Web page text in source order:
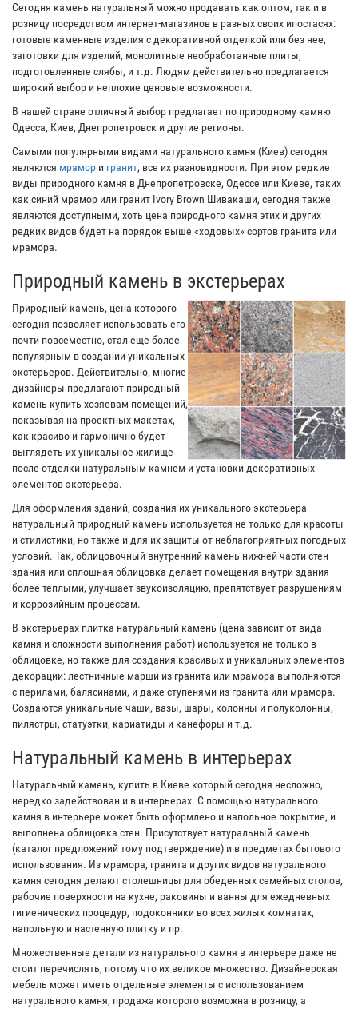
Сегодня камень натуральный можно продавать как оптом, так и в
розницу посредством интернет-магазинов в разных своих ипостасях:
готовые каменные изделия с декоративной отделкой или без нее,
заготовки для изделий, монолитные необработанные плиты,
подготовленные слябы, и т.д. Людям действительно предлагается
широкий выбор и неплохие ценовые возможности.
В нашей стране отличный выбор предлагает по природному камню
Одесса, Киев, Днепропетровск и другие регионы.
Самыми популярными видами натурального камня (Киев) сегодня
являются мрамор и гранит, все их разновидности. При этом редкие
виды природного камня в Днепропетровске, Одессе или Киеве, таких
как синий мрамор или гранит Ivory Brown Шивакаши, сегодня также
являются доступными, хоть цена природного камня этих и других
редких видов будет на порядок выше «ходовых» сортов гранита или
мрамора.
Природный камень в экстерьерах
Природный камень, цена которого
сегодня позволяет использовать его
почти повсеместно, стал еще более
популярным в создании уникальных
экстерьеров. Действительно, многие
дизайнеры предлагают природный
камень купить хозяевам помещений,
показывая на проектных макетах,
как красиво и гармонично будет
выглядеть их уникальное жилище
после отделки натуральным камнем и установки декоративных
элементов экстерьера.
Для оформления зданий, создания их уникального экстерьера
натуральный природный камень используется не только для красоты
и стилистики, но также и для их защиты от неблагоприятных погодных
условий. Так, облицовочный внутренний камень нижней части стен
здания или сплошная облицовка делает помещения внутри здания
более теплыми, улучшает звукоизоляцию, препятствует разрушениям
и коррозийным процессам.
В экстерьерах плитка натуральный камень (цена зависит от вида
камня и сложности выполнения работ) используется не только в
облицовке, но также для создания красивых и уникальных элементов
декорации: лестничные марши из гранита или мрамора выполняются
с перилами, балясинами, и даже ступенями из гранита или мрамора.
Создаются уникальные чаши, вазы, шары, колонны и полуколонны,
пилястры, статуэтки, кариатиды и канефоры и т.д.
Натуральный камень в интерьерах
Натуральный камень, купить в Киеве который сегодня несложно,
нередко задействован и в интерьерах. С помощью натурального
камня в интерьере может быть оформлено и напольное покрытие, и
выполнена облицовка стен. Присутствует натуральный камень
(каталог предложений тому подтверждение) и в предметах бытового
использования. Из мрамора, гранита и других видов натурального
камня сегодня делают столешницы для обеденных семейных столов,
рабочие поверхности на кухне, раковины и ванны для ежедневных
гигиенических процедур, подоконники во всех жилых комнатах,
напольную и настенную плитку и пр.
Множественные детали из натурального камня в интерьере даже не
стоит перечислять, потому что их великое множество. Дизайнерская
мебель может иметь отдельные элементы с использованием
натурального камня, продажа которого возможна в розницу, а